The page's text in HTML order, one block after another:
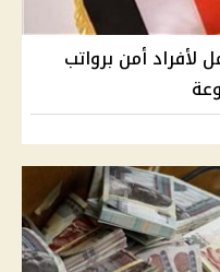
360 فرصة عمل لأفراد أمن برواتب